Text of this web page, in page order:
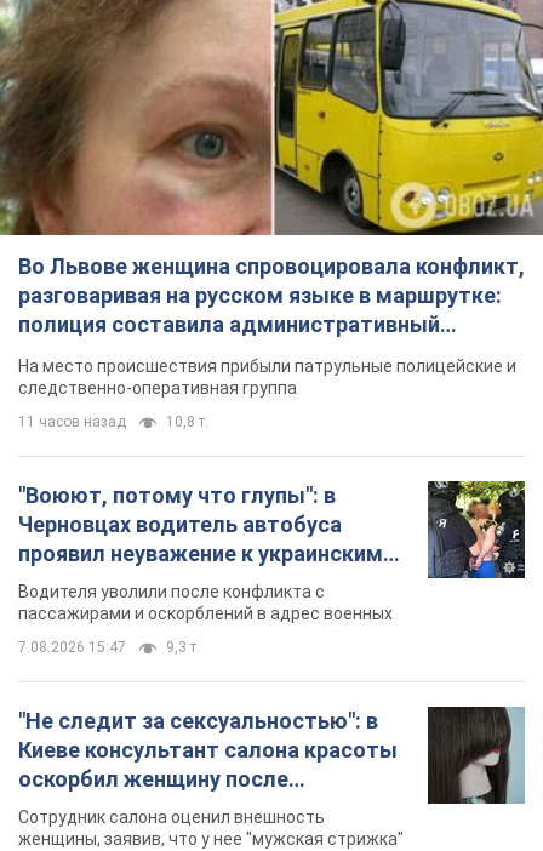
Во Львове женщина спровоцировала конфликт,
разговаривая на русском языке в маршрутке:
полиция составила административный
протокол. Видео
На место происшествия прибыли патрульные полицейские и
следственно-оперативная группа
11 часов назад 10,8 т.
"Воюют, потому что глупы": в
Черновцах водитель автобуса
проявил неуважение к украинским
военным и поплатился за это.
Видео
Водителя уволили после конфликта с
пассажирами и оскорблений в адрес военных
7.08.2026 15:47 9,3 т.
"Не следит за сексуальностью": в
Киеве консультант салона красоты
оскорбил женщину после
химиотерапии, разгорелся скандал.
Фото
Сотрудник салона оценил внешность
женщины, заявив, что у нее "мужская стрижка"